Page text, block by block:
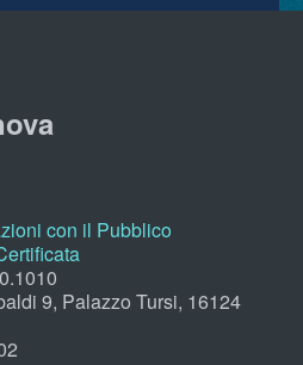
con il Pubblico
9, Palazzo Tursi, 16124